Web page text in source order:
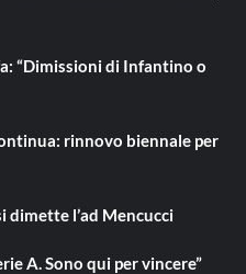
“Dimissioni di Infantino o
rinnovo biennale per
dimette l’ad Mencucci
A. Sono qui per vincere”